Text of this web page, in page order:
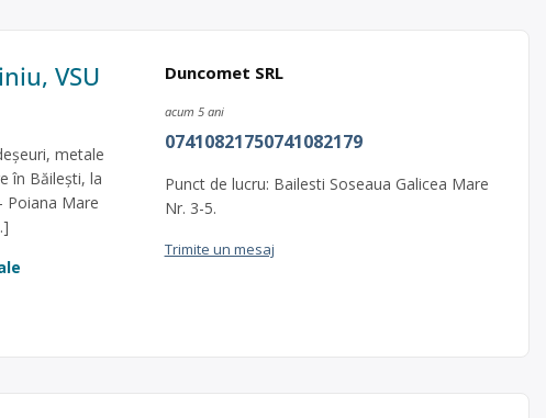
VSU
metale
în Băilești, la
Poiana Mare
Duncomet SRL
acum 5 ani
07410821750741082179
Punct de lucru: Bailesti Soseaua Galicea Mare
Nr. 3-5.
Trimite un mesaj